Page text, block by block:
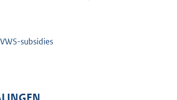
subsidies